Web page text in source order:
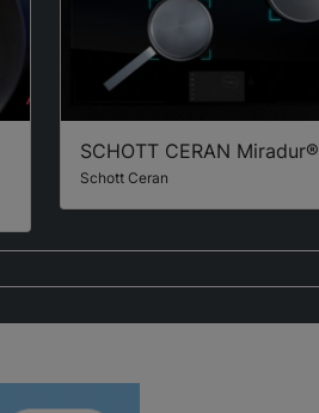
SCHOTT CERAN Miradur®
Schott Ceran